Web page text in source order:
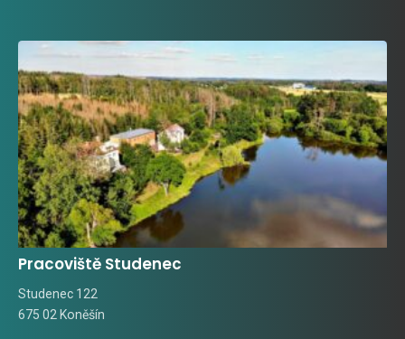
Pracoviště Studenec
Studenec 122
675 02 Koněšín